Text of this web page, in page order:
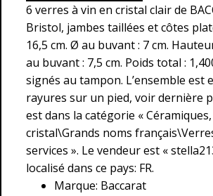
6 verres à vin en cristal clair de
Bristol, jambes taillées et côtes
16,5 cm. Ø au buvant : 7 cm.
au buvant : 7,5 cm. Poids total :
signés au tampon. L’ensemble est
rayures sur un pied, voir dernière
est dans la catégorie «
cristal\Grands noms
services ». Le vendeur est «
localisé dans ce pays: FR.
Marque: Baccarat